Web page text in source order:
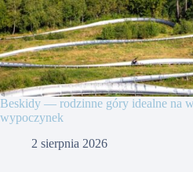
Beskidy — rodzinne góry idealne na
wypoczynek
2 sierpnia 2026